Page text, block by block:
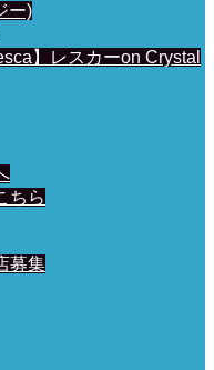
ー)
】レスカーon Crystal
ちら
募集